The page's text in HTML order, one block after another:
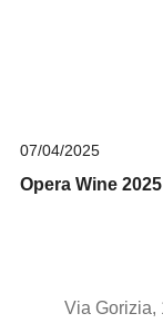
07/04/2025
Opera Wine 2025
Via Gorizia,